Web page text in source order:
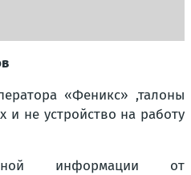
«Феникс» ,талоны
и не устройство на работу
информации от